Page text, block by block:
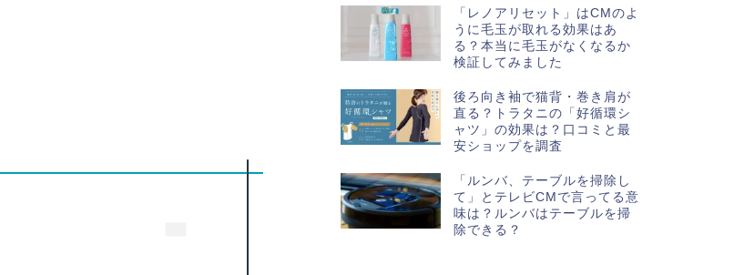
「レノアリセット」はCMのよ
うに毛玉が取れる効果はあ
る？本当に毛玉がなくなるか
検証してみました
後ろ向き袖で猫背・巻き肩が
直る？トラタニの「好循環シ
ャツ」の効果は？口コミと最
安ショップを調査
「ルンバ、テーブルを掃除し
て」とテレビCMで言ってる意
味は？ルンバはテーブルを掃
除できる？